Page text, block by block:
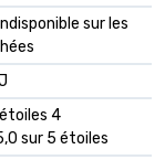
sur les
4
sur 5 étoiles